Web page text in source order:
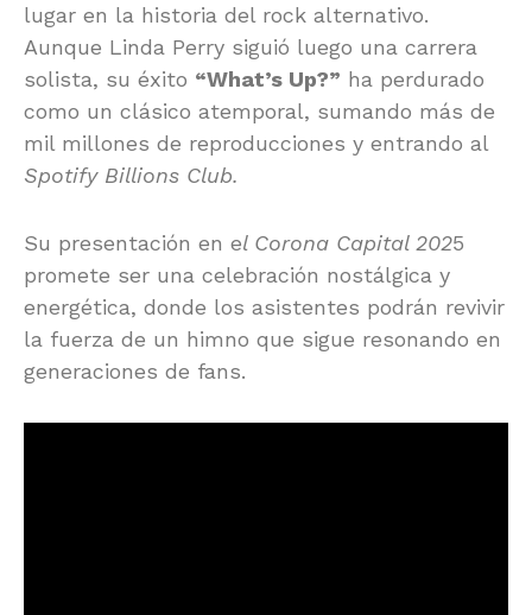
lugar en la historia del rock alternativo.
Aunque Linda Perry siguió luego una carrera
solista, su éxito “What’s Up?” ha perdurado
como un clásico atemporal, sumando más de
mil millones de reproducciones y entrando al
Spotify Billions Club.
Su presentación en el Corona Capital 2025
promete ser una celebración nostálgica y
energética, donde los asistentes podrán revivir
la fuerza de un himno que sigue resonando en
generaciones de fans.